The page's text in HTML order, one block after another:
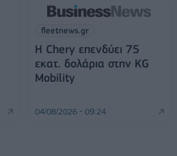
fleetnews.gr
Η Chery επενδύει 75
εκατ. δολάρια στην KG
Mobility
04/08/2026 - 09:24